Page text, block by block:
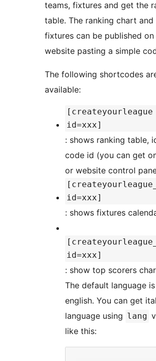
teams, fixtures and get the
table. The ranking chart and
fixtures can be published
website pasting a simple
The following shortcodes
available:
[createyourleague
id=xxx]
: shows ranking table,
code id (you can get
or website control
id=xxx]
: shows fixtures
id=xxx]
: show top scorers
The default language is
english. You can get
language using lang
like this: